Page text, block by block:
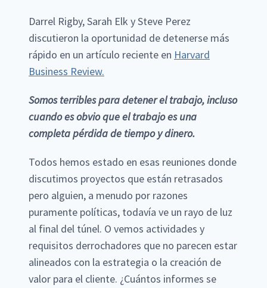
Darrel Rigby, Sarah Elk y Steve Perez
discutieron la oportunidad de detenerse más
rápido en un artículo reciente en Harvard
Business Review.
Somos terribles para detener el trabajo, incluso
cuando es obvio que el trabajo es una
completa pérdida de tiempo y dinero.
Todos hemos estado en esas reuniones donde
discutimos proyectos que están retrasados
pero alguien, a menudo por razones
puramente políticas, todavía ve un rayo de luz
al final del túnel. O vemos actividades y
requisitos derrochadores que no parecen estar
alineados con la estrategia o la creación de
valor para el cliente. ¿Cuántos informes se